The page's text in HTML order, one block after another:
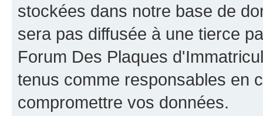
stockées dans notre base de
sera pas diffusée à une tierce
Forum Des Plaques
tenus comme responsables en
compromettre vos données.